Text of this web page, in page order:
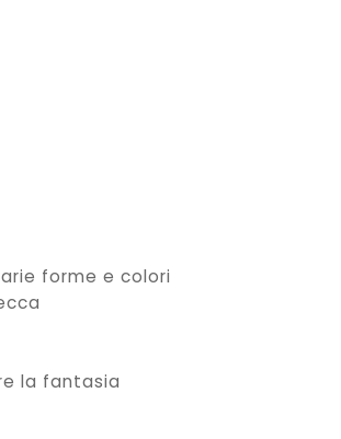
forme e colori
la fantasia